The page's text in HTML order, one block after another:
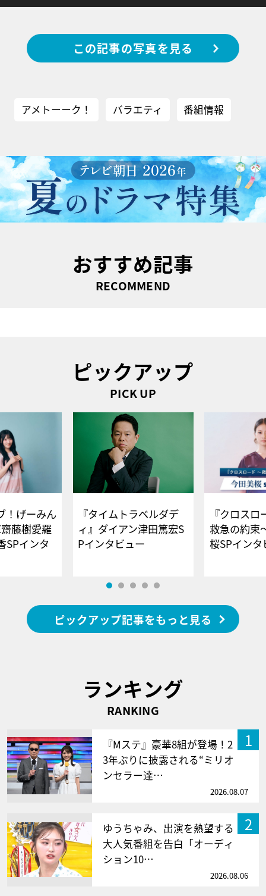
この記事の写真を見る
アメトーーク！ バラエティ 番組情報
おすすめ記事
RECOMMEND
ピックアップ
PICK UP
！げーみん
藤樹愛羅
SPインタ
『タイムトラベルダデ
ィ』ダイアン津田篤宏S
Pインタビュー
『クロス
救急の約束
桜SPイ
ピックアップ記事をもっと見る
ランキング
RANKING
1
『Mステ』豪華8組が登場！2
3年ぶりに披露される“ミリオ
ンセラー達…
2026.08.07
2
ゆうちゃみ、出演を熱望する
大人気番組を告白「オーディ
ション10…
2026.08.06